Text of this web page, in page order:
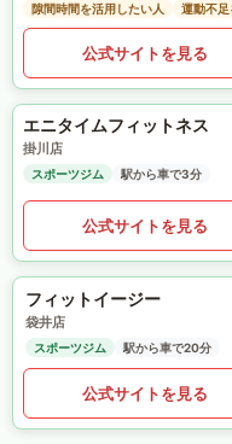
隙間時間を活用したい人
運動不
公式サイトを見る
エニタイムフィットネス
掛川店
スポーツジム 駅から車で3分
公式サイトを見る
フィットイージー
袋井店
スポーツジム 駅から車で20分
公式サイトを見る